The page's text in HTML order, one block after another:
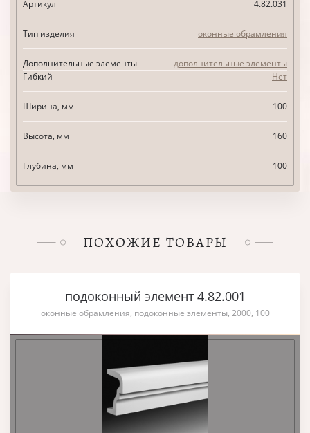
Артикул 4.82.031
Тип изделия оконные обрамления
Дополнительные элементы
дополнительные элементы
Гибкий
Нет
Ширина, мм 100
Высота, мм 160
Глубина, мм 100
ПОХОЖИЕ ТОВАРЫ
подоконный элемент 4.82.001
оконные обрамления, подоконные элементы, 2000, 100